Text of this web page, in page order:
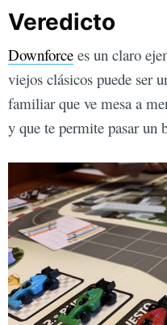
Veredicto
Downforce es un claro
viejos clásicos puede ser
familiar que ve mesa a
y que te permite pasar un